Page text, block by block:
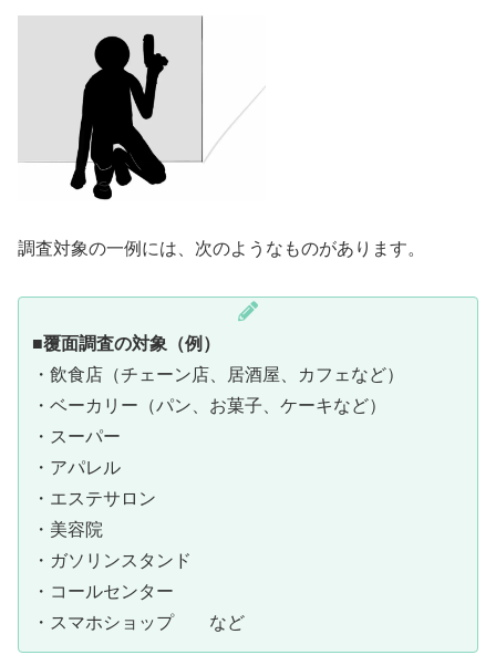
調査対象の一例には、次のようなものがあります。
■覆面調査の対象（例）
・飲食店（チェーン店、居酒屋、カフェなど）
・ベーカリー（パン、お菓子、ケーキなど）
・スーパー
・アパレル
・エステサロン
・美容院
・ガソリンスタンド
・コールセンター
・スマホショップ など